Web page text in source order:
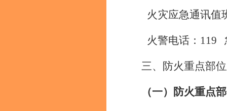
火灾应急通讯值
火警电话： 119
三、防火重点部
（一）防火重点